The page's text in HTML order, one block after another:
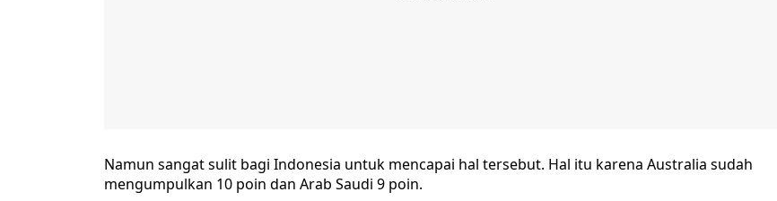
Namun sangat sulit bagi Indonesia untuk mencapai hal tersebut. Hal itu karena Australia sudah
mengumpulkan 10 poin dan Arab Saudi 9 poin.